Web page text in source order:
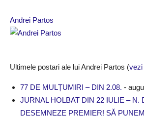
Andrei Partos
Ultimele postari ale lui Andrei Partos (vezi
77 DE MULȚUMIRI – DIN 2.08. -
JURNAL HOLBAT DIN 22 IULIE – N.
DESEMNEZE PREMIER! SĂ